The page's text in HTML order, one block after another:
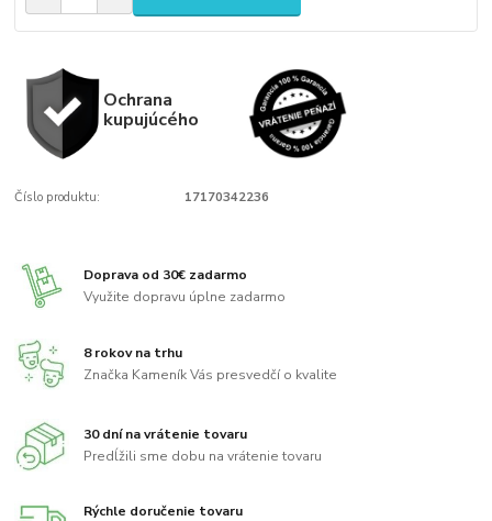
Ochrana
kupujúcého
Číslo produktu: 17170342236
Doprava od 30€ zadarmo
Využite dopravu úplne zadarmo
8 rokov na trhu
Značka Kameník Vás presvedčí o kvalite
30 dní na vrátenie tovaru
Predĺžili sme dobu na vrátenie tovaru
Rýchle doručenie tovaru